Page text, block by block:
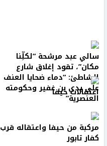
سالي عبد مرشحة “لكلِّنا
مكان”، تقود إغلاق شارع
الشاطئ: “دماء ضحايا العنف
على يدي بن غفير وحكومته
العنصرية”
اعتقالات حيفا
مركبة من حيفا واعتقاله قرب
كفار تابور